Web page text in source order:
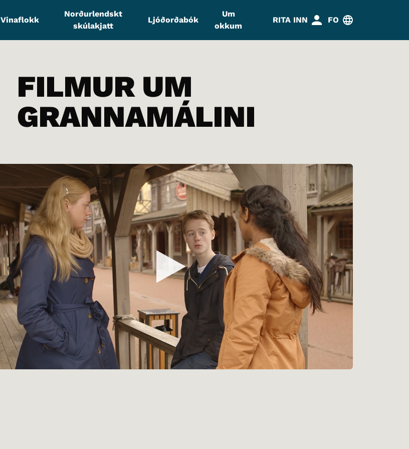
Vinaflokk
Norðurlendskt
skúlakjatt
Ljóðorðabók
Um
okkum
RITA INN FO
FILMUR UM
GRANNAMÁLINI